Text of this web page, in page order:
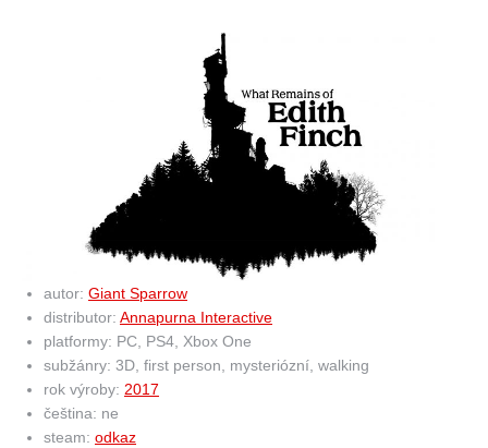
autor: Giant Sparrow
distributor: Annapurna Interactive
platformy: PC, PS4, Xbox One
subžánry: 3D, first person, mysteriózní, walking
rok výroby: 2017
čeština: ne
steam: odkaz